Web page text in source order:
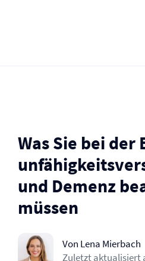
Was Sie bei
und Demenz
müssen
Von Lena Mierbach
Zuletzt aktualisiert